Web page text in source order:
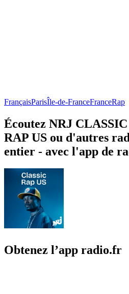
FrançaisParisÎle-de-FranceFranceRap
Écoutez NRJ
RAP US ou d'autres
entier - avec l'app de
Obtenez l’app